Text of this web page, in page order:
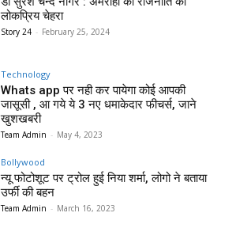
लोकप्रिय चेहरा
Story 24 - February 25, 2024
Technology
Whats app पर नही कर पायेगा कोई आपकी
जासूसी , आ गये ये 3 नए धमाकेदार फीचर्स, जाने
खुशखबरी
Team Admin - May 4, 2023
Bollywood
न्यू फोटोशूट पर ट्रोल हुई निया शर्मा, लोगो ने बताया
उर्फी की बहन
Team Admin - March 16, 2023